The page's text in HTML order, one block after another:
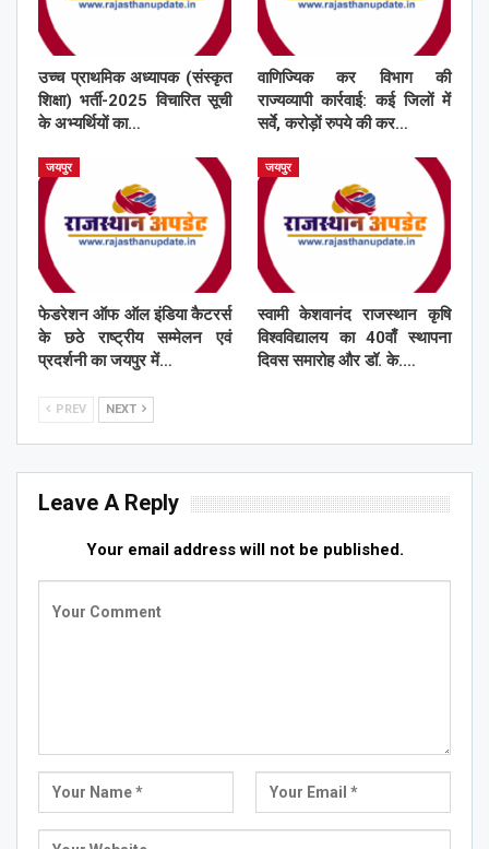
उच्च प्राथमिक अध्यापक (संस्कृत
शिक्षा) भर्ती-2025 विचारित सूची
के अभ्यर्थियों का…
वाणिज्यिक कर विभाग की
राज्यव्यापी कार्रवाई: कई जिलों में
सर्वे, करोड़ों रुपये की कर…
जयपुर
फेडरेशन ऑफ ऑल इंडिया कैटरर्स
के छठे राष्ट्रीय सम्मेलन एवं
प्रदर्शनी का जयपुर में…
जयपुर
स्वामी केशवानंद राजस्थान कृषि
विश्वविद्यालय का 40वाँ स्थापना
दिवस समारोह और डॉ. के.…
PREV NEXT
Leave A Reply
Your email address will not be published.